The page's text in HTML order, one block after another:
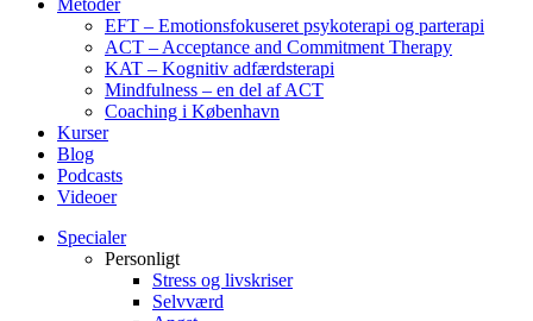
Metoder
EFT – Emotionsfokuseret psykoterapi og parterapi
ACT – Acceptance and Commitment Therapy
KAT – Kognitiv adfærdsterapi
Mindfulness – en del af ACT
Coaching i København
Kurser
Blog
Podcasts
Videoer
Specialer
Personligt
Stress og livskriser
Selvværd